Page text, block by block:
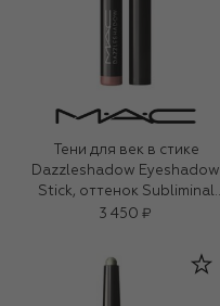
Тени для век в стике
Dazzleshadow Eyeshadow
Stick, оттенок Subliminal
Spark (1,6g)
3 450 ₽